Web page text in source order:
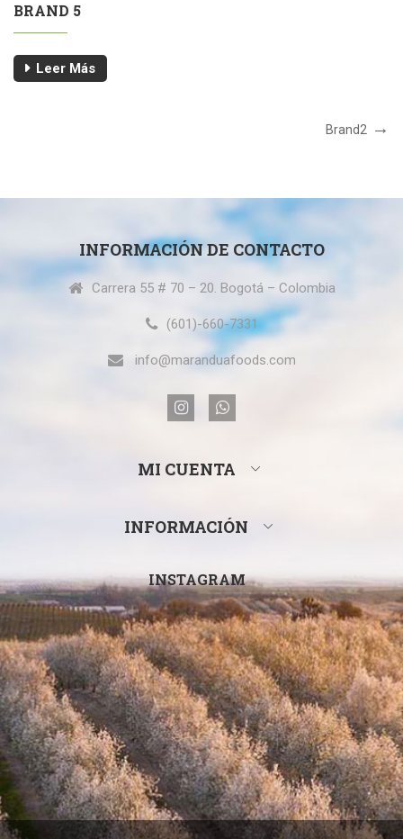
BRAND 5
Leer Más
entradas
Brand2
INFORMACIÓN DE CONTACTO
Carrera 55 # 70 – 20. Bogotá – Colombia
(601)-660-7331
info@maranduafoods.com
MI CUENTA
INFORMACIÓN
INSTAGRAM